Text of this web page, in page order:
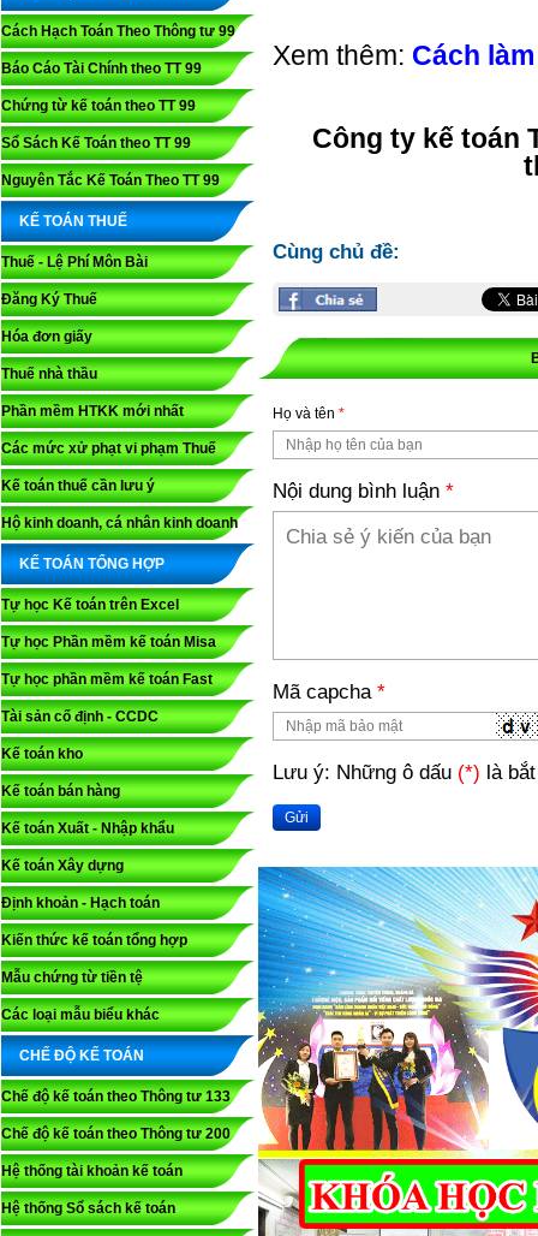
Cách Hạch Toán Theo Thông tư 99
Báo Cáo Tài Chính theo TT 99
Chứng từ kế toán theo TT 99
Sổ Sách Kế Toán theo TT 99
Nguyên Tắc Kế Toán Theo TT 99
KẾ TOÁN THUẾ
Thuế - Lệ Phí Môn Bài
Đăng Ký Thuế
Hóa đơn giấy
Thuế nhà thầu
Phần mềm HTKK mới nhất
Các mức xử phạt vi phạm Thuế
Kế toán thuế cần lưu ý
Hộ kinh doanh, cá nhân kinh doanh
KẾ TOÁN TỔNG HỢP
Tự học Kế toán trên Excel
Tự học Phần mềm kế toán Misa
Tự học phần mềm kế toán Fast
Tài sản cố định - CCDC
Kế toán kho
Kế toán bán hàng
Kế toán Xuất - Nhập khẩu
Kế toán Xây dựng
Định khoản - Hạch toán
Kiến thức kế toán tổng hợp
Mẫu chứng từ tiền tệ
Các loại mẫu biểu khác
CHẾ ĐỘ KẾ TOÁN
Chế độ kế toán theo Thông tư 133
Chế độ kế toán theo Thông tư 200
Hệ thống tài khoản kế toán
Hệ thống Sổ sách kế toán
Xem thêm: Cách
Công ty kế toán
Cùng chủ đề:
Họ và tên *
Nội dung bình luận *
Mã capcha *
Lưu ý: Những ô dấu (*) là
Gửi